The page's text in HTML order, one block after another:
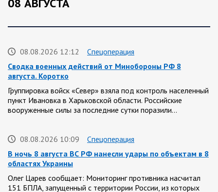
08 АВГУСТА
08.08.2026 12:12
Спецоперация
Сводка военных действий от Минобороны РФ 8
августа. Коротко
Группировка войск «Север» взяла под контроль населенный
пункт Ивановка в Харьковской области. Российские
вооруженные силы за последние сутки поразили…
08.08.2026 10:09
Спецоперация
В ночь 8 августа ВС РФ нанесли удары по объектам в 8
областях Украины
Олег Царев сообщает: Мониторинг противника насчитал
151 БПЛА, запущенный с территории России, из которых